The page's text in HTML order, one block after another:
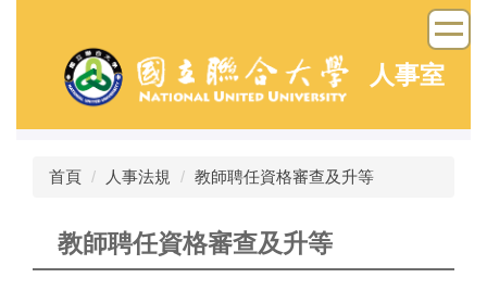
容
人事室
首頁 人事法規 教師聘任資格審查及升等
教師聘任資格審查及升等